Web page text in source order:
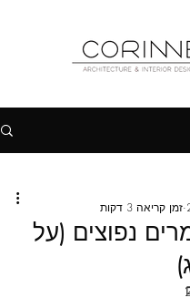
נפוצים (על
זמן קריאה 3 דקות